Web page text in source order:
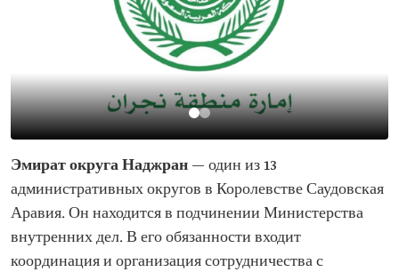
Эмират округа Наджран — один из 13
административных округов в Королевстве Саудовская
Аравия. Он находится в подчинении Министерства
внутренних дел. В его обязанности входит
координация и организация сотрудничества с